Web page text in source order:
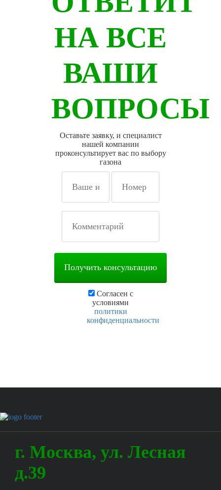
НА ВСЕ
ВАШИ
ВОПРОСЫ
Оставьте заявку, и специалист
нашей компании
проконсультирует вас по выбору
газона
Согласен с
условиями
политики
конфиденциальности
г. Москва, ул. Лесная
д.39